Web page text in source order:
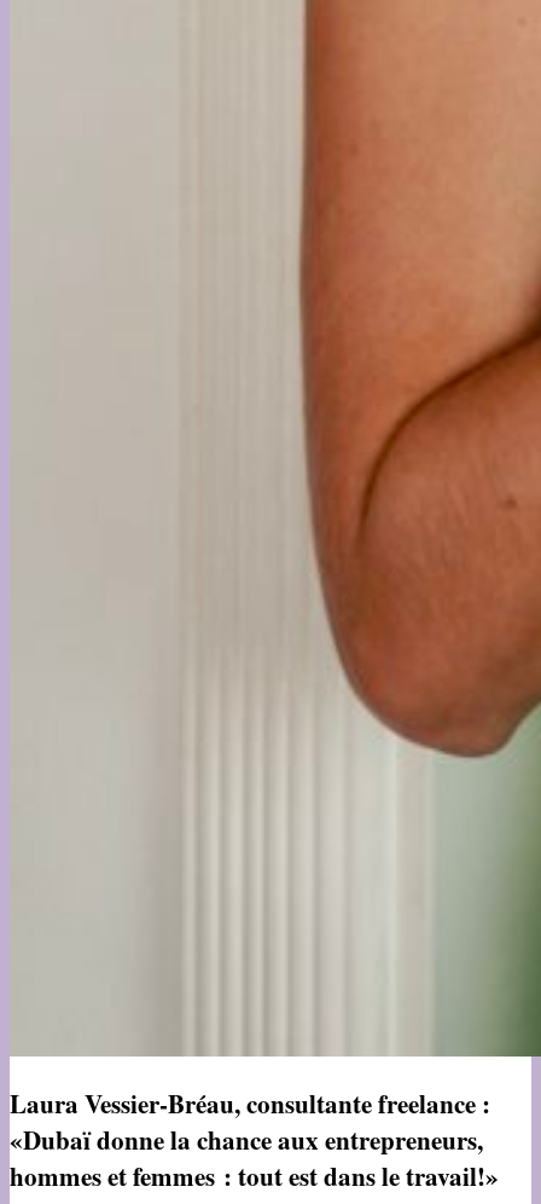
Laura Vessier-Bréau, consultante freelance :
«Dubaï donne la chance aux entrepreneurs,
hommes et femmes : tout est dans le travail!»